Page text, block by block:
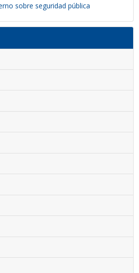
sobre seguridad pública